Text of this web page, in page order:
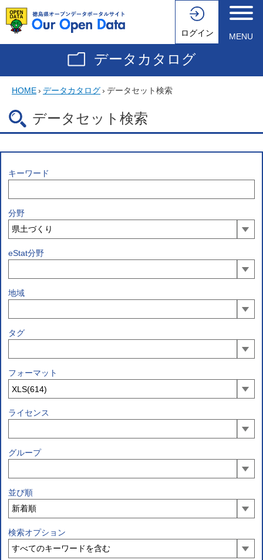
ログイン MENU
データカタログ
HOME› データカタログ› データセット検索
データセット検索
キーワード
分野
eStat分野
地域
タグ
フォーマット
ライセンス
グループ
並び順
検索オプション